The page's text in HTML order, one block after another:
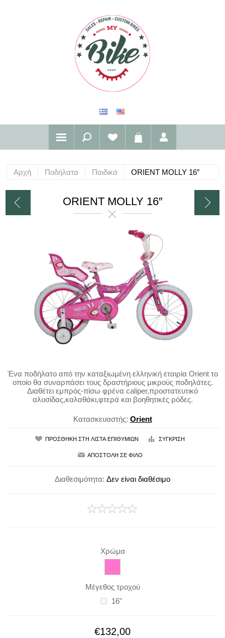
Αρχή Ποδήλατα Παιδικά ORIENT MOLLY 16″
ORIENT MOLLY 16″
Ένα ποδήλατο από την καταξιωμένη ελληνική εταιρία Orient το
οποίο θα συναρπάσει τους δραστήριους μικρούς ποδηλάτες.
Διαθέτει εμπρός-πίσω φρένα caliper,προστατευτικό
αλυσίδας,καλαθάκι,φτερά και βοηθητικές ρόδες.
Κατασκευαστής: Orient
Διαθεσιμότητα: Δεν είναι διαθέσιμο
Χρώμα
Μέγεθος τροχού
16"
€132,00